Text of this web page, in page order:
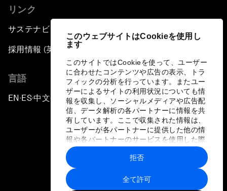
このウェブサイトはCookieを使用し
ます
このサイトではCookieを使って、ユーザー
に合わせたコンテンツや広告の表示、トラ
フィックの分析を行っています。またユー
ザーによるサイトの利用状況についても情
報を収集し、ソーシャルメディアや広告配
信、データ解析の各パートナーに情報を共
有しています。ここで収集された情報は、
ユーザーが各パートナーに提供した他の情
報や各パートナーのサービスを使用した際
に収集された情報と組み合わされ、各パー
トナーによって使用されることがありま
す。
全て許可
拒否
リンク
サステナビリティへの取り組み
採用情報 (英語のみ)
言語
EN ▪ ES▪中文▪ 日本語
プライバシーポリシーと利用規約
サイトマップ